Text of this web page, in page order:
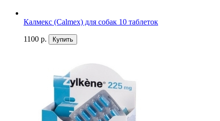
Калмекс (Calmex) для собак 10 таблеток
1100 р. Купить